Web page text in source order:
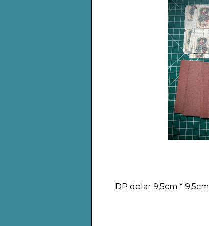
DP delar 9,5cm * 9,5cm